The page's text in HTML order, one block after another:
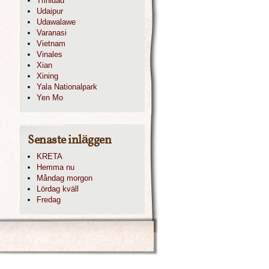
Udaipur
Udawalawe
Varanasi
Vietnam
Vinales
Xian
Xining
Yala Nationalpark
Yen Mo
Senaste inläggen
KRETA
Hemma nu
Måndag morgon
Lördag kväll
Fredag